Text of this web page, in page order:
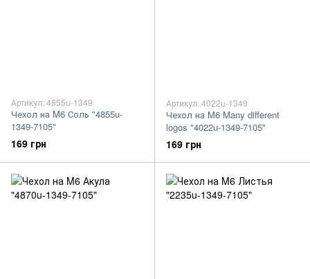
Артикул: 4855u-1349
Чехол на M6 Соль "4855u-
1349-7105"
169 грн
Артикул: 4022u-1349
Чехол на M6 Many different
logos "4022u-1349-7105"
169 грн